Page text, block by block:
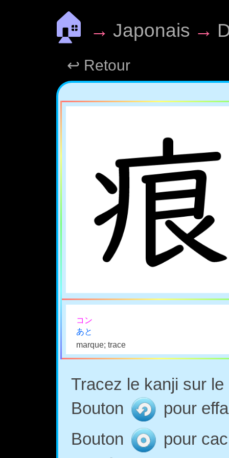
🏠 → Japonais →
↩ Retour
コン
あと
marque; trace
Tracez le kanji sur
Bouton
pour
Bouton
pour